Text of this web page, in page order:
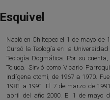
Nació en Chiltepec el 1 de mayo de
Cursó la Teología en la
Teología Dogmática. Por su
Toluca. Sirvió como Vicario
indígena otomí, de 1967 a 1970.
1981 a 1991. El 7 de marzo de
abril del año 2000. El 1 de mayo